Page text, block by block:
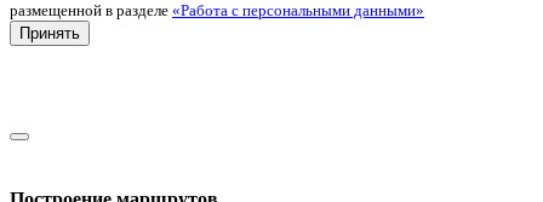
размещенной в разделе «Работа с персональными данными»
Принять